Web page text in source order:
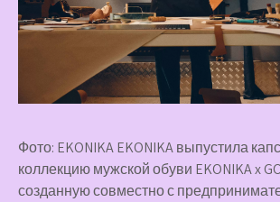
Фото: EKONIKA EKONIKA выпустила
коллекцию мужской обуви EKONIKA x
созданную совместно с